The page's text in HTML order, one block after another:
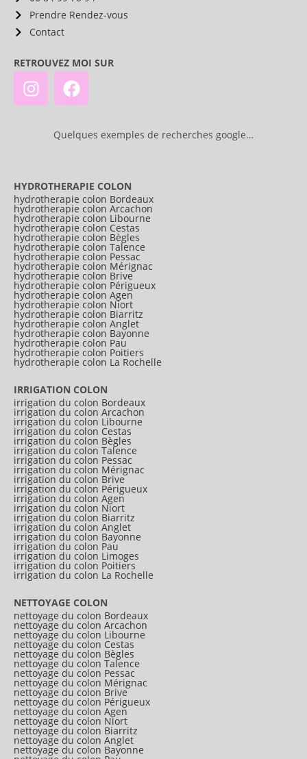
Prendre Rendez-vous
Contact
RETROUVEZ MOI SUR
Quelques exemples de recherches google…
HYDROTHERAPIE COLON
hydrotherapie colon Bordeaux
hydrotherapie colon Arcachon
hydrotherapie colon Libourne
hydrotherapie colon Cestas
hydrotherapie colon Bègles
hydrotherapie colon Talence
hydrotherapie colon Pessac
hydrotherapie colon Mérignac
hydrotherapie colon Brive
hydrotherapie colon Périgueux
hydrotherapie colon Agen
hydrotherapie colon Niort
hydrotherapie colon Biarritz
hydrotherapie colon Anglet
hydrotherapie colon Bayonne
hydrotherapie colon Pau
hydrotherapie colon Poitiers
hydrotherapie colon La Rochelle
IRRIGATION COLON
irrigation du colon Bordeaux
irrigation du colon Arcachon
irrigation du colon Libourne
irrigation du colon Cestas
irrigation du colon Bègles
irrigation du colon Talence
irrigation du colon Pessac
irrigation du colon Mérignac
irrigation du colon Brive
irrigation du colon Périgueux
irrigation du colon Agen
irrigation du colon Niort
irrigation du colon Biarritz
irrigation du colon Anglet
irrigation du colon Bayonne
irrigation du colon Pau
irrigation du colon Limoges
irrigation du colon Poitiers
irrigation du colon La Rochelle
NETTOYAGE COLON
nettoyage du colon Bordeaux
nettoyage du colon Arcachon
nettoyage du colon Libourne
nettoyage du colon Cestas
nettoyage du colon Bègles
nettoyage du colon Talence
nettoyage du colon Pessac
nettoyage du colon Mérignac
nettoyage du colon Brive
nettoyage du colon Périgueux
nettoyage du colon Agen
nettoyage du colon Niort
nettoyage du colon Biarritz
nettoyage du colon Anglet
nettoyage du colon Bayonne